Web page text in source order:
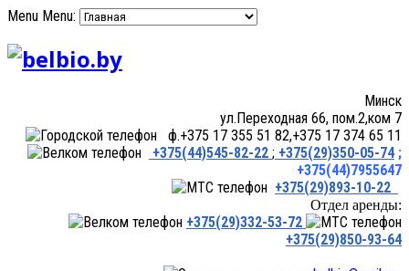
Menu Menu:
Минск
ул.Переходная 66, пом.2,ком 7
ф.+375 17 355 51 82,+375 17 374 65 11
+375(44)545-82-22 ; +375(29)350-05-74 ;
+375(44)7955647
+375(29)893-10-22
Отдел аренды:
+375(29)332-53-72
+375(29)850-93-64